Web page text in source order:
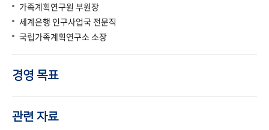
가족계획연구원 부원장
세계은행 인구사업국 전문직
국립가족계획연구소 소장
경영 목표
관련 자료